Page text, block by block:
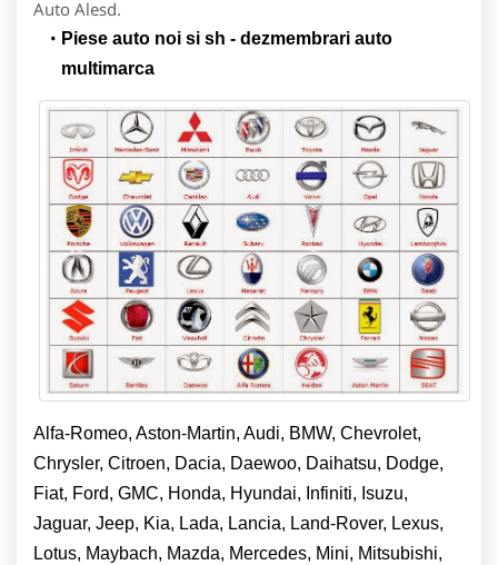
Auto Alesd.
Piese auto noi si sh - dezmembrari auto
multimarca
Alfa-Romeo, Aston-Martin, Audi, BMW, Chevrolet,
Chrysler, Citroen, Dacia, Daewoo, Daihatsu, Dodge,
Fiat, Ford, GMC, Honda, Hyundai, Infiniti, Isuzu,
Jaguar, Jeep, Kia, Lada, Lancia, Land-Rover, Lexus,
Lotus, Maybach, Mazda, Mercedes, Mini, Mitsubishi,